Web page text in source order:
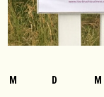
M
D M